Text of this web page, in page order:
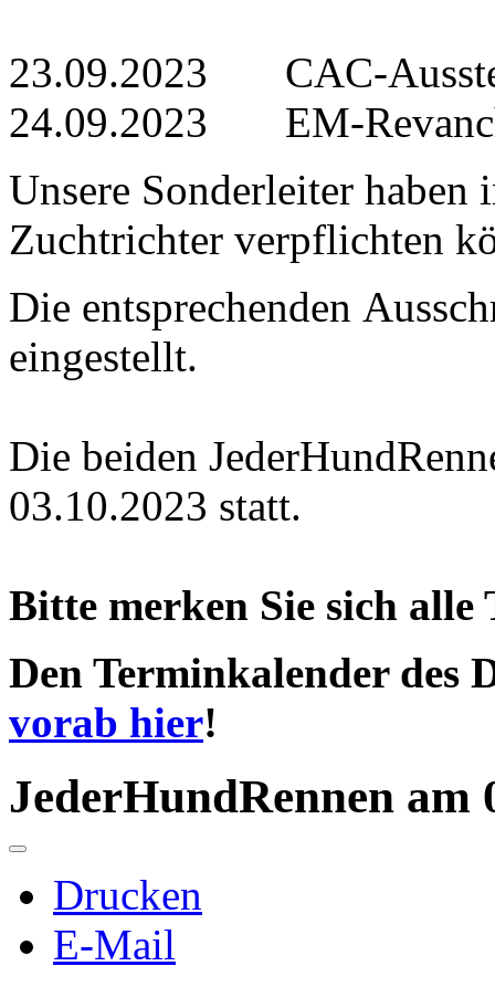
23.09.2023 CAC-
24.09.2023 EM-
Unsere Sonderleiter haben
Zuchtrichter verpflichten
Die entsprechenden
eingestellt.
Die beiden
03.10.2023 statt.
Bitte merken Sie sich alle
Den Terminkalender des
vorab hier!
JederHundRennen am
Drucken
E-Mail